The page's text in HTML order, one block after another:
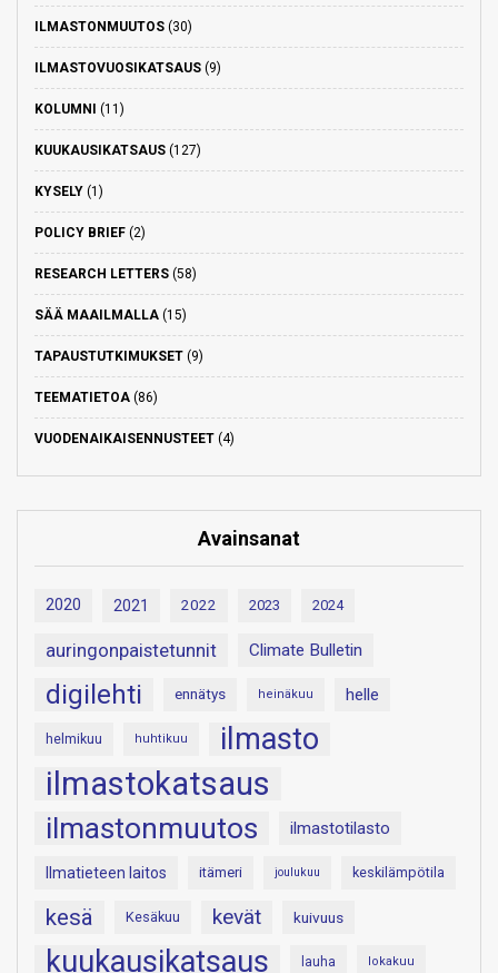
ILMASTONMUUTOS (30)
ILMASTOVUOSIKATSAUS (9)
KOLUMNI (11)
KUUKAUSIKATSAUS (127)
KYSELY (1)
POLICY BRIEF (2)
RESEARCH LETTERS (58)
SÄÄ MAAILMALLA (15)
TAPAUSTUTKIMUKSET (9)
TEEMATIETOA (86)
VUODENAIKAISENNUSTEET (4)
Avainsanat
2020 2021 2022 2023 2024
auringonpaistetunnit Climate Bulletin
digilehti ennätys heinäkuu helle
helmikuu huhtikuu ilmasto
ilmastokatsaus
ilmastonmuutos ilmastotilasto
Ilmatieteen laitos itämeri joulukuu keskilämpötila
kesä Kesäkuu kevät kuivuus
kuukausikatsaus lauha lokakuu